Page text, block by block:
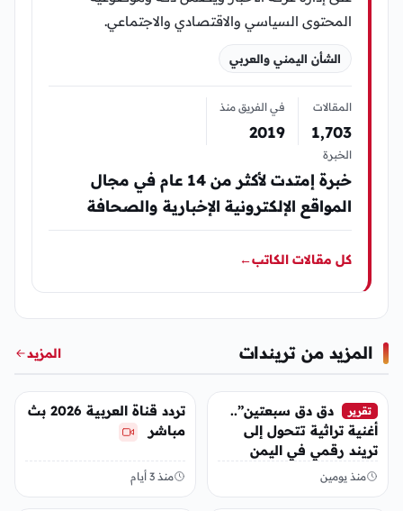
المحتوى السياسي والاقتصادي والاجتماعي.
الشأن اليمني والعربي
المقالات
1٬703
في الفريق منذ
2019
الخبرة
خبرة إمتدت لأكثر من 14 عام في مجال
المواقع الإلكترونية الإخبارية والصحافة
كل مقالات الكاتب←
المزيد من تريندات المزيد
تريندات
تقرير
دق دق سبعتين”..
أغنية تراثية تتحول إلى
تريند رقمي في اليمن
منذ يومين
تريندات
تردد قناة العربية 2026 بث
مباشر
منذ 3 أيام